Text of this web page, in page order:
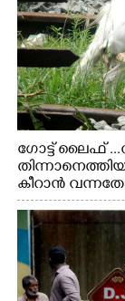
ഗോട്ട് ലൈഫ്
കീറാൻ
വേണ്ടിയായി
നിന്നുള്ള കാഴ്ച